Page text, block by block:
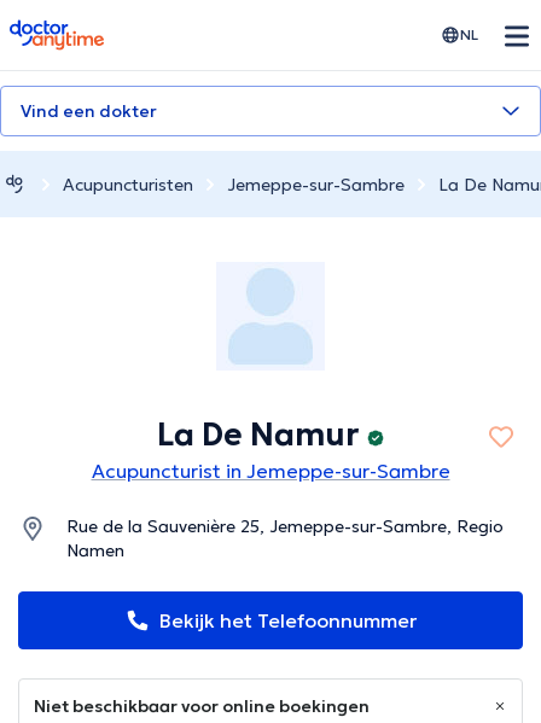
doctoranytime NL
Vind een dokter
Acupuncturisten Jemeppe-sur-Sambre La De
La De Namur
Acupuncturist in Jemeppe-sur-Sambre
Rue de la Sauvenière 25, Jemeppe-sur-Sambre, Regio
Namen
Bekijk het Telefoonnummer
Niet beschikbaar voor online boekingen